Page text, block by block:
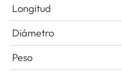
Longitud
Diámetro
Peso